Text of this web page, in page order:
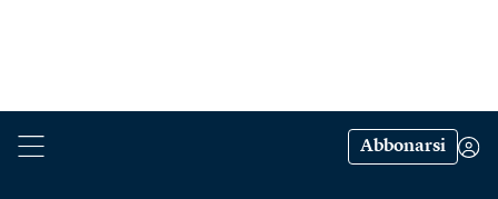
Abbonarsi